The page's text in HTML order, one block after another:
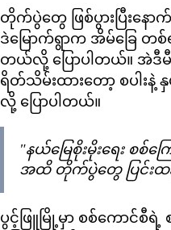
တိုက်ပွဲတွေ ဖြစ်ပွားပြီးနေ
ဒဲမြောက်ရွာက အိမ်ခြေ တ
တယ်လို့ ပြောပါတယ်။ အဲဒီ
ရိတ်သိမ်းထားတော့ စပါးနဲ့
လို့ ပြောပါတယ်။
"နယ်မြေစိုးမိုးရေး စစ်က
အထိ တိုက်ပွဲတွေ ပြင်းထ
ပွင့်ဖြူမြို့မှာ စစ်ကောင်စီရဲ့